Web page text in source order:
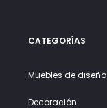
CATEGORÍAS
Muebles de diseño
Decoración